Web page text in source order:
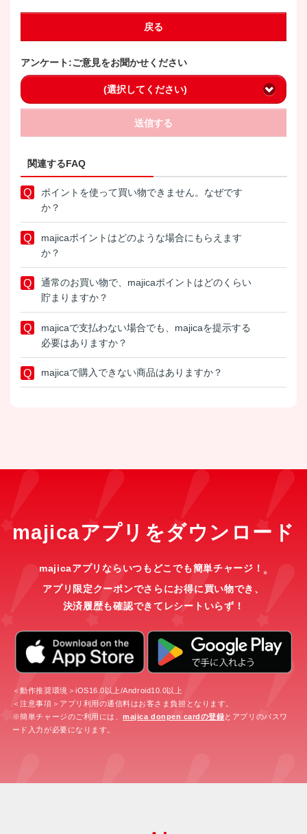
戻る
アンケート:ご意見をお聞かせください
(選択してください)
送信する
関連するFAQ
ポイントを使って買い物できません。なぜです
か？
majicaポイントはどのような場合にもらえます
か？
通常のお買い物で、majicaポイントはどのくらい
貯まりますか？
majicaで支払わない場合でも、majicaを提示する
必要はありますか？
majicaで購入できない商品はありますか？
majicaアプリをダウンロード
majicaアプリならいつもどこでも簡単チャージ！ ※
アプリ限定クーポンでさらにお得に買い物でき、
決済履歴も確認できてレシートいらず！
＜動作推奨環境＞iOS16.0以上/Android10.0以上
＜注意事項＞アプリ利用の通信料はお客さま負担となります。
※簡単チャージのご利用には、majica donpen cardの登録とアプリのパスワ
ード入力が必要になります。